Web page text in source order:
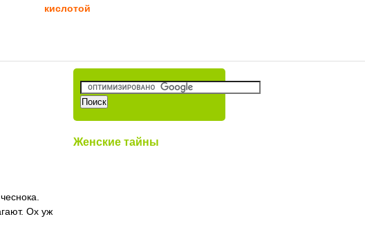
кислотой
Ох уж
Женские тайны